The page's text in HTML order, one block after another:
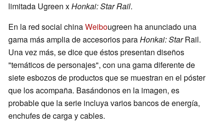
limitada Ugreen xHonkai: Star Rail.
En la red social chinaWeibougreen ha anunciado una
gama más amplia de accesorios paraHonkai: StarRail.
Una vez más, se dice que éstos presentan diseños
"temáticos de personajes", con una gama diferente de
siete esbozos de productos que se muestran en el póster
que los acompaña. Basándonos en la imagen, es
probable que la serie incluya varios bancos de energía,
enchufes de carga y cables.